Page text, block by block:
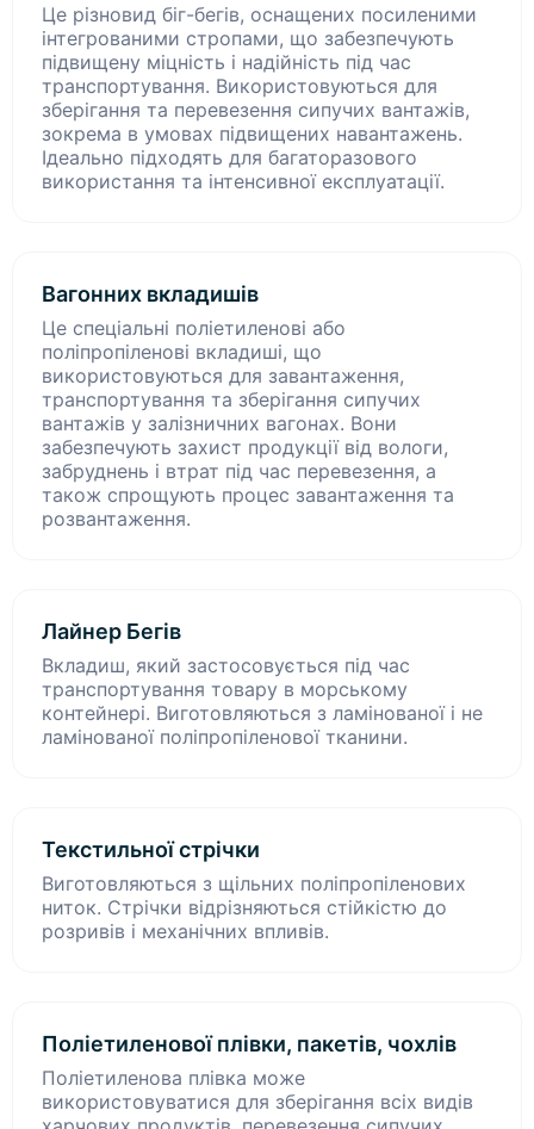
Це різновид біг-бегів, оснащених посиленими
інтегрованими стропами, що забезпечують
підвищену міцність і надійність під час
транспортування. Використовуються для
зберігання та перевезення сипучих вантажів,
зокрема в умовах підвищених навантажень.
Ідеально підходять для багаторазового
використання та інтенсивної експлуатації.
Вагонних вкладишів
Це спеціальні поліетиленові або
поліпропіленові вкладиші, що
використовуються для завантаження,
транспортування та зберігання сипучих
вантажів у залізничних вагонах. Вони
забезпечують захист продукції від вологи,
забруднень і втрат під час перевезення, а
також спрощують процес завантаження та
розвантаження.
Лайнер Бегів
Вкладиш, який застосовується під час
транспортування товару в морському
контейнері. Виготовляються з ламінованої і не
ламінованої поліпропіленової тканини.
Текстильної стрічки
Виготовляються з щільних поліпропіленових
ниток. Стрічки відрізняються стійкістю до
розривів і механічних впливів.
Поліетиленової плівки, пакетів, чохлів
Поліетиленова плівка може
використовуватися для зберігання всіх видів